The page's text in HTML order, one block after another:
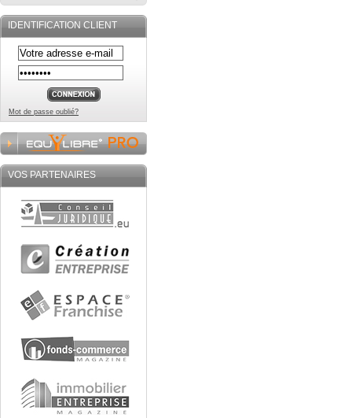
IDENTIFICATION CLIENT
Mot de passe oublié?
VOS PARTENAIRES